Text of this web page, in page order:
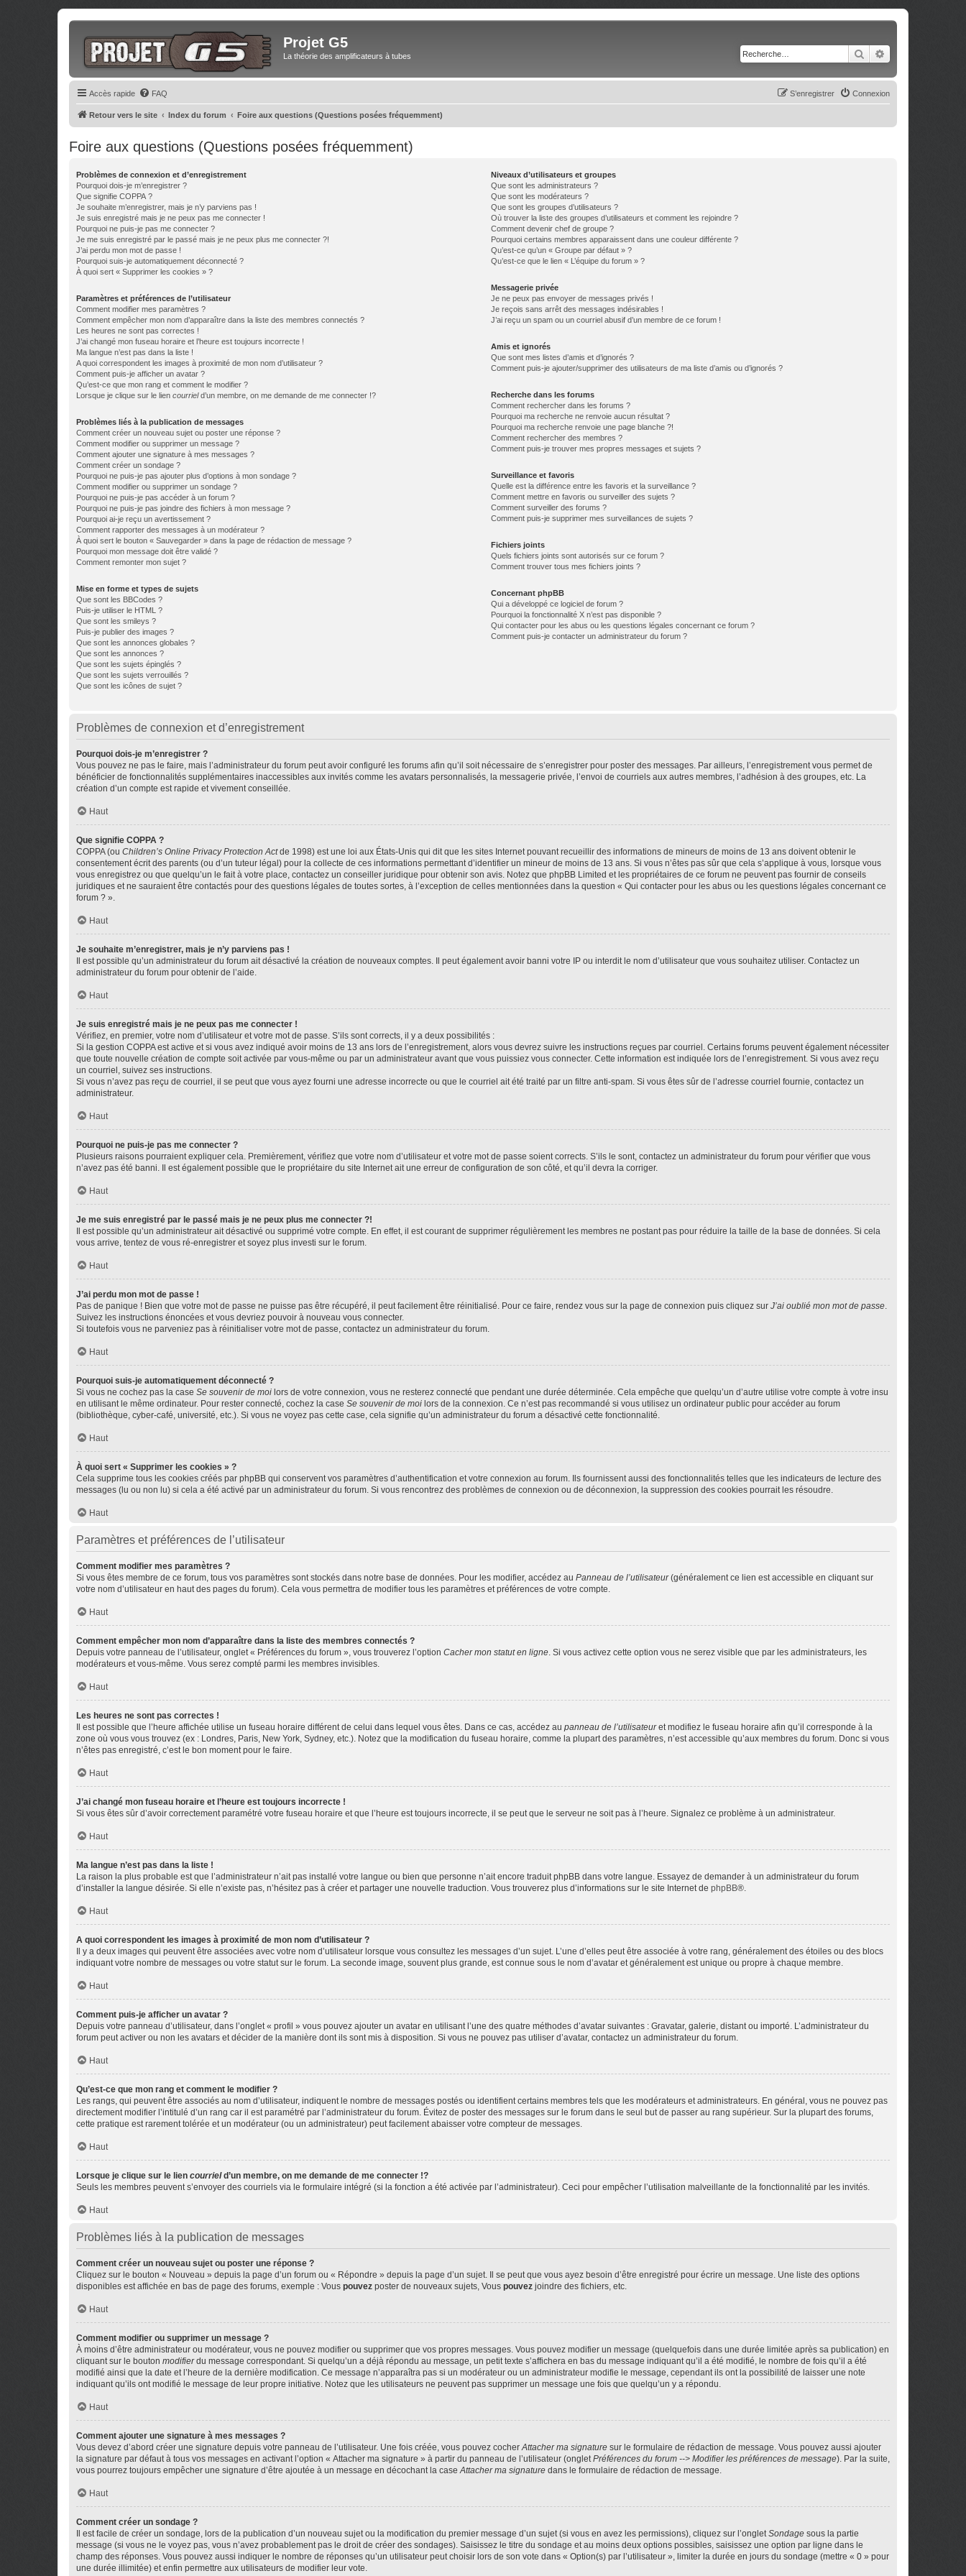
Projet G5
La théorie des amplificateurs à tubes Rechercher
Accès rapide FAQ Connexion
S’enregistrer
Retour vers le site Index du forum Foire aux questions (Questions posées fréquemment)
Foire aux questions (Questions posées fréquemment)
Problèmes de connexion et d’enregistrement
Pourquoi dois-je m’enregistrer ?
Que signifie COPPA ?
Je souhaite m’enregistrer, mais je n’y parviens pas !
Je suis enregistré mais je ne peux pas me connecter !
Pourquoi ne puis-je pas me connecter ?
Je me suis enregistré par le passé mais je ne peux plus me connecter ?!
J’ai perdu mon mot de passe !
Pourquoi suis-je automatiquement déconnecté ?
À quoi sert « Supprimer les cookies » ?
Paramètres et préférences de l’utilisateur
Comment modifier mes paramètres ?
Comment empêcher mon nom d’apparaître dans la liste des membres connectés ?
Les heures ne sont pas correctes !
J’ai changé mon fuseau horaire et l’heure est toujours incorrecte !
Ma langue n’est pas dans la liste !
A quoi correspondent les images à proximité de mon nom d’utilisateur ?
Comment puis-je afficher un avatar ?
Qu’est-ce que mon rang et comment le modifier ?
Lorsque je clique sur le lien courrield’un membre, on me demande de me connecter !?
Problèmes liés à la publication de messages
Comment créer un nouveau sujet ou poster une réponse ?
Comment modifier ou supprimer un message ?
Comment ajouter une signature à mes messages ?
Comment créer un sondage ?
Pourquoi ne puis-je pas ajouter plus d’options à mon sondage ?
Comment modifier ou supprimer un sondage ?
Pourquoi ne puis-je pas accéder à un forum ?
Pourquoi ne puis-je pas joindre des fichiers à mon message ?
Pourquoi ai-je reçu un avertissement ?
Comment rapporter des messages à un modérateur ?
À quoi sert le bouton « Sauvegarder » dans la page de rédaction de message ?
Pourquoi mon message doit être validé ?
Comment remonter mon sujet ?
Mise en forme et types de sujets
Que sont les BBCodes ?
Puis-je utiliser le HTML ?
Que sont les smileys ?
Puis-je publier des images ?
Que sont les annonces globales ?
Que sont les annonces ?
Que sont les sujets épinglés ?
Que sont les sujets verrouillés ?
Que sont les icônes de sujet ?
Niveaux d’utilisateurs et groupes
Que sont les administrateurs ?
Que sont les modérateurs ?
Que sont les groupes d’utilisateurs ?
Où trouver la liste des groupes d’utilisateurs et comment les rejoindre ?
Comment devenir chef de groupe ?
Pourquoi certains membres apparaissent dans une couleur différente ?
Qu’est-ce qu’un « Groupe par défaut » ?
Qu’est-ce que le lien « L’équipe du forum » ?
Messagerie privée
Je ne peux pas envoyer de messages privés !
Je reçois sans arrêt des messages indésirables !
J’ai reçu un spam ou un courriel abusif d’un membre de ce forum !
Amis et ignorés
Que sont mes listes d’amis et d’ignorés ?
Comment puis-je ajouter/supprimer des utilisateurs de ma liste d’amis ou d’ignorés ?
Recherche dans les forums
Comment rechercher dans les forums ?
Pourquoi ma recherche ne renvoie aucun résultat ?
Pourquoi ma recherche renvoie une page blanche ?!
Comment rechercher des membres ?
Comment puis-je trouver mes propres messages et sujets ?
Surveillance et favoris
Quelle est la différence entre les favoris et la surveillance ?
Comment mettre en favoris ou surveiller des sujets ?
Comment surveiller des forums ?
Comment puis-je supprimer mes surveillances de sujets ?
Fichiers joints
Quels fichiers joints sont autorisés sur ce forum ?
Comment trouver tous mes fichiers joints ?
Concernant phpBB
Qui a développé ce logiciel de forum ?
Pourquoi la fonctionnalité X n’est pas disponible ?
Qui contacter pour les abus ou les questions légales concernant ce forum ?
Comment puis-je contacter un administrateur du forum ?
Problèmes de connexion et d’enregistrement
Pourquoi dois-je m’enregistrer ?
Vous pouvez ne pas le faire, mais l’administrateur du forum peut avoir configuré les forums afin qu’il soit nécessaire de s’enregistrer pour poster des messages. Par ailleurs, l’enregistrement vous permet de
bénéficier de fonctionnalités supplémentaires inaccessibles aux invités comme les avatars personnalisés, la messagerie privée, l’envoi de courriels aux autres membres, l’adhésion à des groupes, etc. La
création d’un compte est rapide et vivement conseillée.
Haut
Que signifie COPPA ?
COPPA (ou Children’s Online Privacy Protection Actde 1998) est une loi aux États-Unis qui dit que les sites Internet pouvant recueillir des informations de mineurs de moins de 13 ans doivent obtenir le
consentement écrit des parents (ou d’un tuteur légal) pour la collecte de ces informations permettant d’identifier un mineur de moins de 13 ans. Si vous n’êtes pas sûr que cela s’applique à vous, lorsque vous
vous enregistrez ou que quelqu’un le fait à votre place, contactez un conseiller juridique pour obtenir son avis. Notez que phpBB Limited et les propriétaires de ce forum ne peuvent pas fournir de conseils
juridiques et ne sauraient être contactés pour des questions légales de toutes sortes, à l’exception de celles mentionnées dans la question « Qui contacter pour les abus ou les questions légales concernant ce
forum ? ».
Haut
Je souhaite m’enregistrer, mais je n’y parviens pas !
Il est possible qu’un administrateur du forum ait désactivé la création de nouveaux comptes. Il peut également avoir banni votre IP ou interdit le nom d’utilisateur que vous souhaitez utiliser. Contactez un
administrateur du forum pour obtenir de l’aide.
Haut
Je suis enregistré mais je ne peux pas me connecter !
Vérifiez, en premier, votre nom d’utilisateur et votre mot de passe. S’ils sont corrects, il y a deux possibilités :
Si la gestion COPPA est active et si vous avez indiqué avoir moins de 13 ans lors de l’enregistrement, alors vous devrez suivre les instructions reçues par courriel. Certains forums peuvent également nécessiter
que toute nouvelle création de compte soit activée par vous-même ou par un administrateur avant que vous puissiez vous connecter. Cette information est indiquée lors de l’enregistrement. Si vous avez reçu
un courriel, suivez ses instructions.
Si vous n’avez pas reçu de courriel, il se peut que vous ayez fourni une adresse incorrecte ou que le courriel ait été traité par un filtre anti-spam. Si vous êtes sûr de l’adresse courriel fournie, contactez un
administrateur.
Haut
Pourquoi ne puis-je pas me connecter ?
Plusieurs raisons pourraient expliquer cela. Premièrement, vérifiez que votre nom d’utilisateur et votre mot de passe soient corrects. S’ils le sont, contactez un administrateur du forum pour vérifier que vous
n’avez pas été banni. Il est également possible que le propriétaire du site Internet ait une erreur de configuration de son côté, et qu’il devra la corriger.
Haut
Je me suis enregistré par le passé mais je ne peux plus me connecter ?!
Il est possible qu’un administrateur ait désactivé ou supprimé votre compte. En effet, il est courant de supprimer régulièrement les membres ne postant pas pour réduire la taille de la base de données. Si cela
vous arrive, tentez de vous ré-enregistrer et soyez plus investi sur le forum.
Haut
J’ai perdu mon mot de passe !
Pas de panique ! Bien que votre mot de passe ne puisse pas être récupéré, il peut facilement être réinitialisé. Pour ce faire, rendez vous sur la page de connexion puis cliquez sur J’ai oublié mon mot de passe.
Suivez les instructions énoncées et vous devriez pouvoir à nouveau vous connecter.
Si toutefois vous ne parveniez pas à réinitialiser votre mot de passe, contactez un administrateur du forum.
Haut
Pourquoi suis-je automatiquement déconnecté ?
Si vous ne cochez pas la case Se souvenir de moi lors de votre connexion, vous ne resterez connecté que pendant une durée déterminée. Cela empêche que quelqu’un d’autre utilise votre compte à votre insu
en utilisant le même ordinateur. Pour rester connecté, cochez la case Se souvenir de moi lors de la connexion. Ce n’est pas recommandé si vous utilisez un ordinateur public pour accéder au forum
(bibliothèque, cyber-café, université, etc.). Si vous ne voyez pas cette case, cela signifie qu’un administrateur du forum a désactivé cette fonctionnalité.
Haut
À quoi sert « Supprimer les cookies » ?
Cela supprime tous les cookies créés par phpBB qui conservent vos paramètres d’authentification et votre connexion au forum. Ils fournissent aussi des fonctionnalités telles que les indicateurs de lecture des
messages (lu ou non lu) si cela a été activé par un administrateur du forum. Si vous rencontrez des problèmes de connexion ou de déconnexion, la suppression des cookies pourrait les résoudre.
Haut
Paramètres et préférences de l’utilisateur
Comment modifier mes paramètres ?
Si vous êtes membre de ce forum, tous vos paramètres sont stockés dans notre base de données. Pour les modifier, accédez au Panneau de l’utilisateur(généralement ce lien est accessible en cliquant sur
votre nom d’utilisateur en haut des pages du forum). Cela vous permettra de modifier tous les paramètres et préférences de votre compte.
Haut
Comment empêcher mon nom d’apparaître dans la liste des membres connectés ?
Depuis votre panneau de l’utilisateur, onglet « Préférences du forum », vous trouverez l’option Cacher mon statut en ligne. Si vous activez cette option vous ne serez visible que par les administrateurs, les
modérateurs et vous-même. Vous serez compté parmi les membres invisibles.
Haut
Les heures ne sont pas correctes !
Il est possible que l’heure affichée utilise un fuseau horaire différent de celui dans lequel vous êtes. Dans ce cas, accédez au panneau de l’utilisateuret modifiez le fuseau horaire afin qu’il corresponde à la
zone où vous vous trouvez (ex : Londres, Paris, New York, Sydney, etc.). Notez que la modification du fuseau horaire, comme la plupart des paramètres, n’est accessible qu’aux membres du forum. Donc si vous
n’êtes pas enregistré, c’est le bon moment pour le faire.
Haut
J’ai changé mon fuseau horaire et l’heure est toujours incorrecte !
Si vous êtes sûr d’avoir correctement paramétré votre fuseau horaire et que l’heure est toujours incorrecte, il se peut que le serveur ne soit pas à l’heure. Signalez ce problème à un administrateur.
Haut
Ma langue n’est pas dans la liste !
La raison la plus probable est que l’administrateur n’ait pas installé votre langue ou bien que personne n’ait encore traduit phpBB dans votre langue. Essayez de demander à un administrateur du forum
d’installer la langue désirée. Si elle n’existe pas, n’hésitez pas à créer et partager une nouvelle traduction. Vous trouverez plus d’informations sur le site Internet de phpBB®.
Haut
A quoi correspondent les images à proximité de mon nom d’utilisateur ?
Il y a deux images qui peuvent être associées avec votre nom d’utilisateur lorsque vous consultez les messages d’un sujet. L’une d’elles peut être associée à votre rang, généralement des étoiles ou des blocs
indiquant votre nombre de messages ou votre statut sur le forum. La seconde image, souvent plus grande, est connue sous le nom d’avatar et généralement est unique ou propre à chaque membre.
Haut
Comment puis-je afficher un avatar ?
Depuis votre panneau d’utilisateur, dans l’onglet « profil » vous pouvez ajouter un avatar en utilisant l’une des quatre méthodes d’avatar suivantes : Gravatar, galerie, distant ou importé. L’administrateur du
forum peut activer ou non les avatars et décider de la manière dont ils sont mis à disposition. Si vous ne pouvez pas utiliser d’avatar, contactez un administrateur du forum.
Haut
Qu’est-ce que mon rang et comment le modifier ?
Les rangs, qui peuvent être associés au nom d’utilisateur, indiquent le nombre de messages postés ou identifient certains membres tels que les modérateurs et administrateurs. En général, vous ne pouvez pas
directement modifier l’intitulé d’un rang car il est paramétré par l’administrateur du forum. Évitez de poster des messages sur le forum dans le seul but de passer au rang supérieur. Sur la plupart des forums,
cette pratique est rarement tolérée et un modérateur (ou un administrateur) peut facilement abaisser votre compteur de messages.
Haut
Lorsque je clique sur le lien courrield’un membre, on me demande de me connecter !?
Seuls les membres peuvent s’envoyer des courriels via le formulaire intégré (si la fonction a été activée par l’administrateur). Ceci pour empêcher l’utilisation malveillante de la fonctionnalité par les invités.
Haut
Problèmes liés à la publication de messages
Comment créer un nouveau sujet ou poster une réponse ?
Cliquez sur le bouton « Nouveau » depuis la page d’un forum ou « Répondre » depuis la page d’un sujet. Il se peut que vous ayez besoin d’être enregistré pour écrire un message. Une liste des options
disponibles est affichée en bas de page des forums, exemple : Vous pouvez poster de nouveaux sujets, Vous pouvez joindre des fichiers, etc.
Haut
Comment modifier ou supprimer un message ?
À moins d’être administrateur ou modérateur, vous ne pouvez modifier ou supprimer que vos propres messages. Vous pouvez modifier un message (quelquefois dans une durée limitée après sa publication) en
cliquant sur le bouton modifierdu message correspondant. Si quelqu’un a déjà répondu au message, un petit texte s’affichera en bas du message indiquant qu’il a été modifié, le nombre de fois qu’il a été
modifié ainsi que la date et l’heure de la dernière modification. Ce message n’apparaîtra pas si un modérateur ou un administrateur modifie le message, cependant ils ont la possibilité de laisser une note
indiquant qu’ils ont modifié le message de leur propre initiative. Notez que les utilisateurs ne peuvent pas supprimer un message une fois que quelqu’un y a répondu.
Haut
Comment ajouter une signature à mes messages ?
Vous devez d’abord créer une signature depuis votre panneau de l’utilisateur. Une fois créée, vous pouvez cocherAttacher ma signature sur le formulaire de rédaction de message. Vous pouvez aussi ajouter
la signature par défaut à tous vos messages en activant l’option « Attacher ma signature » à partir du panneau de l’utilisateur (ongletPréférences du forum --> Modifier les préférences de message). Par la suite,
vous pourrez toujours empêcher une signature d’être ajoutée à un message en décochant la caseAttacher ma signature dans le formulaire de rédaction de message.
Haut
Comment créer un sondage ?
Il est facile de créer un sondage, lors de la publication d’un nouveau sujet ou la modification du premier message d’un sujet (si vous en avez les permissions), cliquez sur l’ongletSondage sous la partie
message (si vous ne le voyez pas, vous n’avez probablement pas le droit de créer des sondages). Saisissez le titre du sondage et au moins deux options possibles, saisissez une option par ligne dans le
champ des réponses. Vous pouvez aussi indiquer le nombre de réponses qu’un utilisateur peut choisir lors de son vote dans « Option(s) par l’utilisateur », limiter la durée en jours du sondage (mettre « 0 » pour
une durée illimitée) et enfin permettre aux utilisateurs de modifier leur vote.